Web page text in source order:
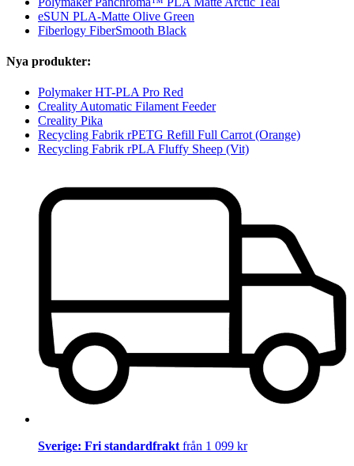
eSUN PLA-Matte Olive Green
Fiberlogy FiberSmooth Black
Nya produkter:
Polymaker HT-PLA Pro Red
Creality Automatic Filament Feeder
Creality Pika
Recycling Fabrik rPETG Refill Full Carrot (Orange)
Recycling Fabrik rPLA Fluffy Sheep (Vit)
Sverige: Fri standardfrakt från 1 099 kr